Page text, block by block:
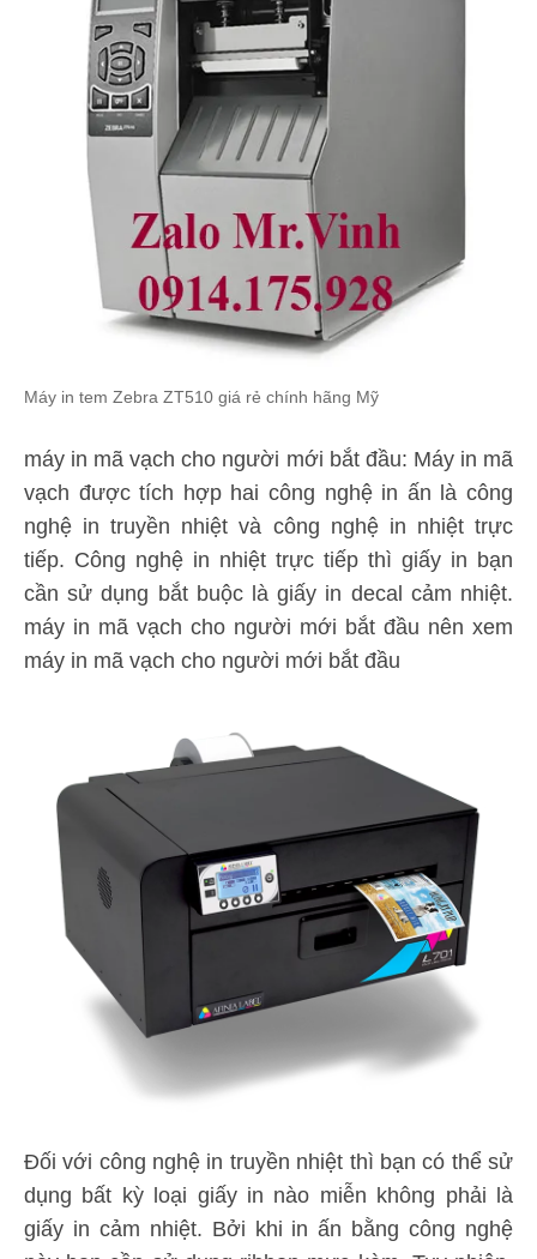
Máy in tem Zebra ZT510 giá rẻ chính hãng Mỹ
máy in mã vạch cho người mới bắt đầu: Máy in mã
vạch được tích hợp hai công nghệ in ấn là công
nghệ in truyền nhiệt và công nghệ in nhiệt trực
tiếp. Công nghệ in nhiệt trực tiếp thì giấy in bạn
cần sử dụng bắt buộc là giấy in decal cảm nhiệt.
máy in mã vạch cho người mới bắt đầu nên xem
máy in mã vạch cho người mới bắt đầu
Đối với công nghệ in truyền nhiệt thì bạn có thể sử
dụng bất kỳ loại giấy in nào miễn không phải là
giấy in cảm nhiệt. Bởi khi in ấn bằng công nghệ